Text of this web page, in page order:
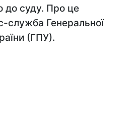
до суду. Про це
служба Генеральної
(ГПУ).